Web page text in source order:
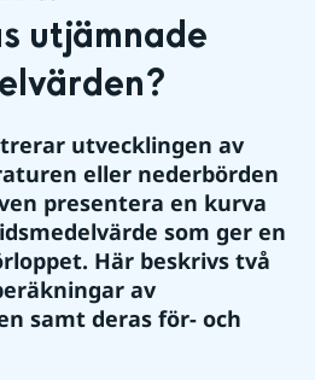
utjämnade
utvecklingen av
eller nederbörden
presentera en kurva
som ger en
Här beskrivs två
av
samt deras för- och